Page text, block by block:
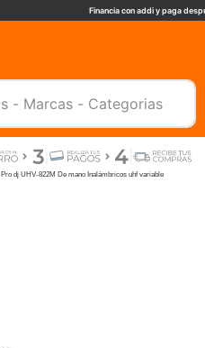
Financia con addi y paga
TE AYUDAMOS, ESCRIBENOS. 📲
dj UHV-822M De mano Inalámbricos uhf variable